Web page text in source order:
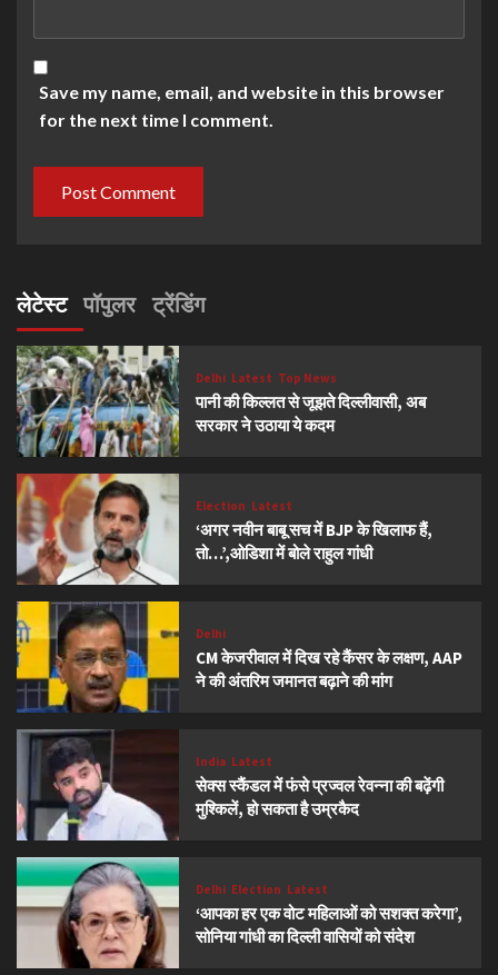
Save my name, email, and website in this browser
for the next time I comment.
लेटेस्ट पॉपुलर ट्रेंडिंग
Delhi Latest Top News
पानी की किल्लत से जूझते दिल्लीवासी, अब
सरकार ने उठाया ये कदम
Election Latest
‘अगर नवीन बाबू सच में BJP के खिलाफ हैं,
तो…’,ओडिशा में बोले राहुल गांधी
Delhi
CM केजरीवाल में दिख रहे कैंसर के लक्षण, AAP
ने की अंतरिम जमानत बढ़ाने की मांग
India Latest
सेक्स स्कैंडल में फंसे प्रज्वल रेवन्ना की बढ़ेंगी
मुश्किलें, हो सकता है उम्रकैद
Delhi Election Latest
‘आपका हर एक वोट महिलाओं को सशक्त करेगा’,
सोनिया गांधी का दिल्ली वासियों को संदेश